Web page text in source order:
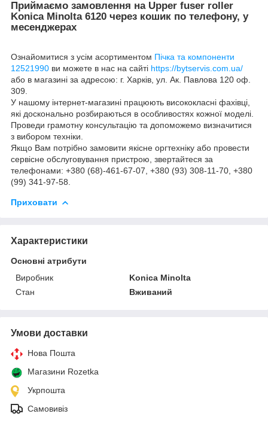
Приймаємо замовлення на Upper fuser roller
Konica Minolta 6120 через кошик по телефону, у
месенджерах
Ознайомитися з усім асортиментом Пічка та компоненти
12521990 ви можете в нас на сайті https://bytservis.com.ua/
або в магазині за адресою: г. Харків, ул. Ак. Павлова 120 оф.
309.
У нашому інтернет-магазині працюють висококласні фахівці,
які досконально розбираються в особливостях кожної моделі.
Проведи грамотну консультацію та допоможемо визначитися
з вибором техніки.
Якщо Вам потрібно замовити якісне оргтехніку або провести
сервісне обслуговування пристрою, звертайтеся за
телефонами: +380 (68)-461-67-07, +380 (93) 308-11-70, +380
(99) 341-97-58.
Приховати
Характеристики
Основні атрибути
Виробник
Konica Minolta
Стан
Вживаний
Умови доставки
Нова Пошта
Магазини Rozetka
Укрпошта
Самовивіз